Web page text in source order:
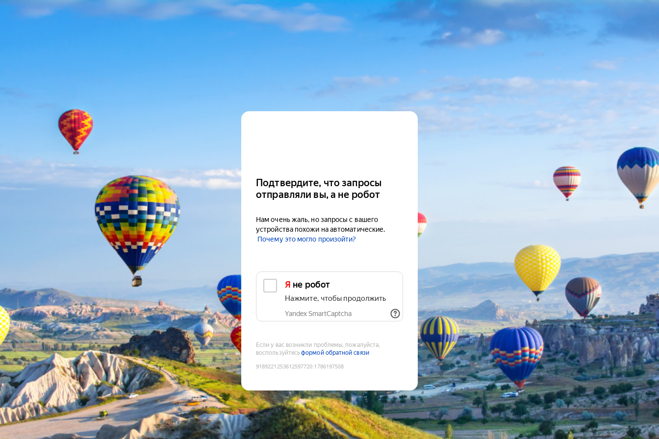
Подтвердите, что запросы
отправляли вы, а не робот
Нам очень жаль, но запросы с вашего
устройства похожи на автоматические.
Почему это могло произойти?
Я не робот
Нажмите, чтобы продолжить
Yandex SmartCaptcha
Если у вас возникли проблемы, пожалуйста,
воспользуйтесьформой обратной связи
9189221253612597720:1786197508